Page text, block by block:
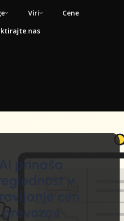
Viri
Cene
nas
AI prinaša
v
cen
prevozov